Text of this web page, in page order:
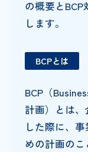
の概要と
します。
BCPとは
BCP（
計画）とは
した際に、
めの計画のこ